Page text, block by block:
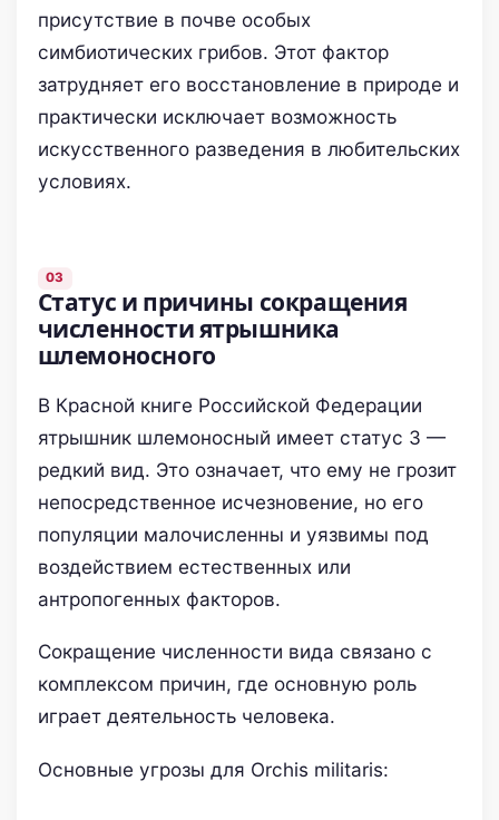
присутствие в почве особых
симбиотических грибов. Этот фактор
затрудняет его восстановление в природе и
практически исключает возможность
искусственного разведения в любительских
условиях.
Статус и причины сокращения
численности ятрышника
шлемоносного
В Красной книге Российской Федерации
ятрышник шлемоносный имеет статус 3 —
редкий вид. Это означает, что ему не грозит
непосредственное исчезновение, но его
популяции малочисленны и уязвимы под
воздействием естественных или
антропогенных факторов.
Сокращение численности вида связано с
комплексом причин, где основную роль
играет деятельность человека.
Основные угрозы для Orchis militaris: